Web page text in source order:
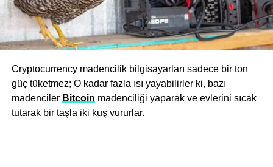
Cryptocurrency madencilik bilgisayarları sadece bir ton
güç tüketmez; O kadar fazla ısı yayabilirler ki, bazı
madenciler Bitcoin madenciliği yaparak ve evlerini sıcak
tutarak bir taşla iki kuş vururlar.